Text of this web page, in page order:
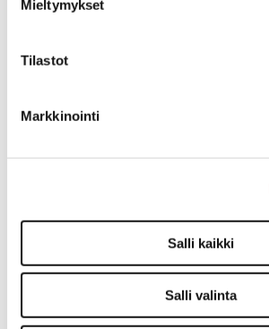
Mieltymykset
Tilastot
Markkinointi
Salli kaikki
Salli valinta
Kansiluukkujen
Hyttysverkot
Huoltoluukut
Kansiluukut
Ikkunat ja
Kaide- ja kuomuhelat